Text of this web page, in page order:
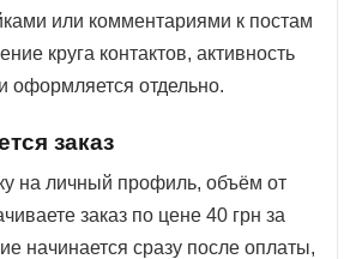
или комментариями к постам
круга контактов, активность
оформляется отдельно.
заказ
на личный профиль, объём от
заказ по цене 40 грн за
начинается сразу после оплаты,